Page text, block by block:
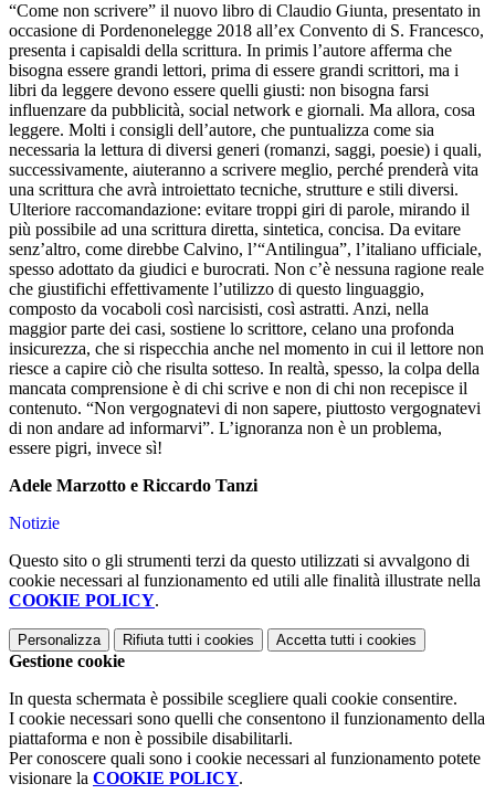
“Come non scrivere” il nuovo libro di Claudio Giunta, presentato in
occasione di Pordenonelegge 2018 all’ex Convento di S. Francesco,
presenta i capisaldi della scrittura. In primis l’autore afferma che
bisogna essere grandi lettori, prima di essere grandi scrittori, ma i
libri da leggere devono essere quelli giusti: non bisogna farsi
influenzare da pubblicità, social network e giornali. Ma allora, cosa
leggere. Molti i consigli dell’autore, che puntualizza come sia
necessaria la lettura di diversi generi (romanzi, saggi, poesie) i quali,
successivamente, aiuteranno a scrivere meglio, perché prenderà vita
una scrittura che avrà introiettato tecniche, strutture e stili diversi.
Ulteriore raccomandazione: evitare troppi giri di parole, mirando il
più possibile ad una scrittura diretta, sintetica, concisa. Da evitare
senz’altro, come direbbe Calvino, l’“Antilingua”, l’italiano ufficiale,
spesso adottato da giudici e burocrati. Non c’è nessuna ragione reale
che giustifichi effettivamente l’utilizzo di questo linguaggio,
composto da vocaboli così narcisisti, così astratti. Anzi, nella
maggior parte dei casi, sostiene lo scrittore, celano una profonda
insicurezza, che si rispecchia anche nel momento in cui il lettore non
riesce a capire ciò che risulta sotteso. In realtà, spesso, la colpa della
mancata comprensione è di chi scrive e non di chi non recepisce il
contenuto. “Non vergognatevi di non sapere, piuttosto vergognatevi
di non andare ad informarvi”. L’ignoranza non è un problema,
essere pigri, invece sì!
Adele Marzotto e Riccardo Tanzi
Notizie
Questo sito o gli strumenti terzi da questo utilizzati si avvalgono di
cookie necessari al funzionamento ed utili alle finalità illustrate nella
COOKIE POLICY.
Personalizza Rifiuta tutti i cookies Accetta tutti i cookies
Gestione cookie
In questa schermata è possibile scegliere quali cookie consentire.
I cookie necessari sono quelli che consentono il funzionamento della
piattaforma e non è possibile disabilitarli.
Per conoscere quali sono i cookie necessari al funzionamento potete
visionare la COOKIE POLICY.